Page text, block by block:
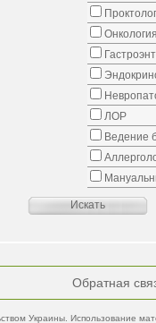
Проктолог
Онкология
ЛОР
Ведение
Обратная
Украины. Использование